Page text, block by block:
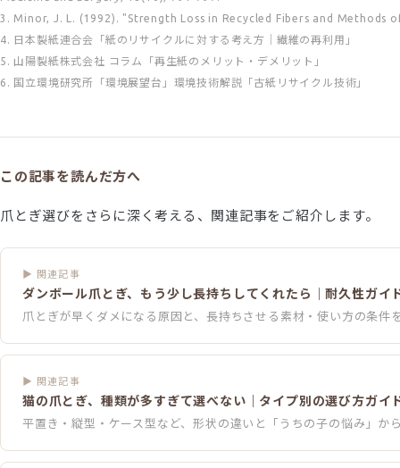
3. Minor, J. L. (1992). "Strength Loss in Recycled Fibers and
4. 日本製紙連合会「紙のリサイクルに対する考え方｜繊維の再利用」
5. 山陽製紙株式会社 コラム「再生紙のメリット・デメリット」
6. 国立環境研究所「環境展望台」環境技術解説「古紙リサイクル技術」
この記事を読んだ方へ
爪とぎ選びをさらに深く考える、関連記事をご紹介します。
▶ 関連記事
ダンボール爪とぎ、もう少し長持ちしてくれたら｜耐久性ガイ
爪とぎが早くダメになる原因と、長持ちさせる素材・使い方の条件
▶ 関連記事
猫の爪とぎ、種類が多すぎて選べない｜タイプ別の選び方ガイ
平置き・縦型・ケース型など、形状の違いと「うちの子の悩み」か